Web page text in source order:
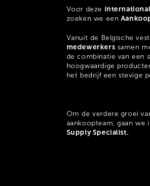
Voor deze
zoeken we een
Vanuit de Belgische
medewerkers samen
de combinatie van een
hoogwaardige
het bedrijf een stevige
Om de verdere groei
aankoopteam, gaan we
Supply Specialist.